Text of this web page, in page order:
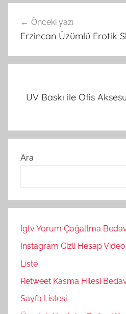
gezinmesi
Önceki yazı
Erzincan Üzümlü Erotik
UV Baskı ile Ofis
Ara
Igtv Yorum Çoğaltma
Instagram Gizli Hesap
Liste
Retweet Kasma Hilesi
Sayfa Listesi